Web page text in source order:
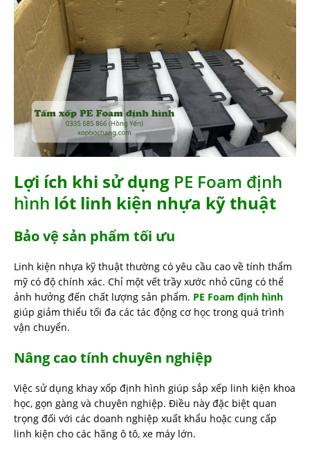
Lợi ích khi sử dụng PE Foam định
hình lót linh kiện nhựa kỹ thuật
Bảo vệ sản phẩm tối ưu
Linh kiện nhựa kỹ thuật thường có yêu cầu cao về tính thẩm
mỹ có độ chính xác. Chỉ một vết trầy xước nhỏ cũng có thể
ảnh hưởng đến chất lượng sản phẩm. PE Foam định hình
giúp giảm thiểu tối đa các tác động cơ học trong quá trình
vận chuyển.
Nâng cao tính chuyên nghiệp
Việc sử dụng khay xốp định hình giúp sắp xếp linh kiện khoa
học, gọn gàng và chuyên nghiệp. Điều này đặc biệt quan
trọng đối với các doanh nghiệp xuất khẩu hoặc cung cấp
linh kiện cho các hãng ô tô, xe máy lớn.